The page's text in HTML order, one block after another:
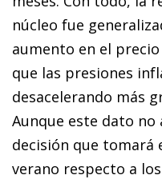
núcleo fue
aumento en el
que las presiones
desacelerando más
Aunque este dato no
decisión que tomará
verano respecto a